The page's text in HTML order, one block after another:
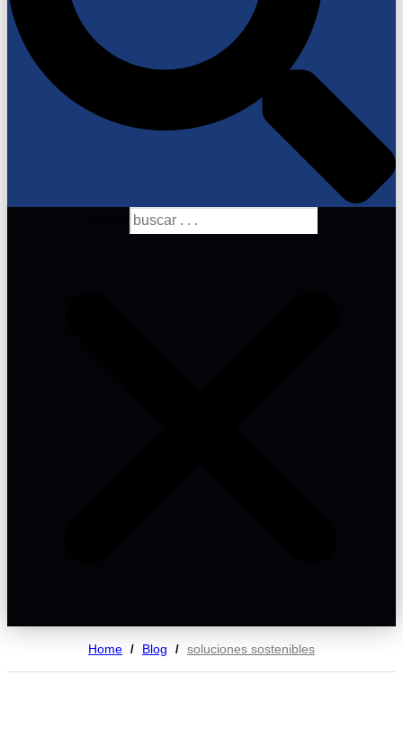
Home / Blog / soluciones sostenibles